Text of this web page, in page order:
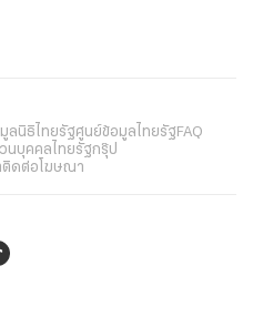
มูลนิธิไทยรัฐศูนย์ข้อมูลไทยรัฐFAQ
นบุคคลไทยรัฐกรุ๊ป
ติดต่อโฆษณา